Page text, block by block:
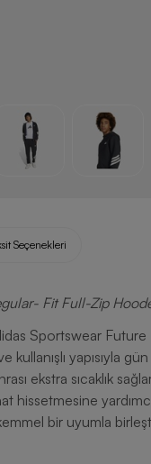
Seçenekleri
Fit Full-Zip
Sportswear
yapısıyla
ekstra sıcaklık
hissetmesine
bir uyumla